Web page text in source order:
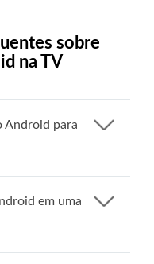
sobre
na TV
Android para
em uma